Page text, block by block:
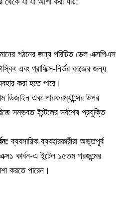
গঠনের জন্য পরিচিত ডেল এক্সপিএস
এবং গ্রাফিক্স-নির্ভর কাজের জন্য
করা হতে পারে।
ডিজাইন এবং পারফরম্যান্সের উপর
সম্ভবত ইন্টেলের সর্বশেষ প্রযুক্তি
ব্যবসায়িক ব্যবহারকারীরা অভূতপূর্ব
কার্বন-এ ইন্টেল ১৫তম প্রজন্মের
করতে পারেন।